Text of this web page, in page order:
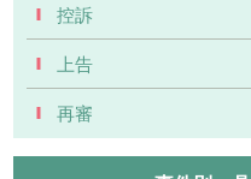
控訴
上告
再審